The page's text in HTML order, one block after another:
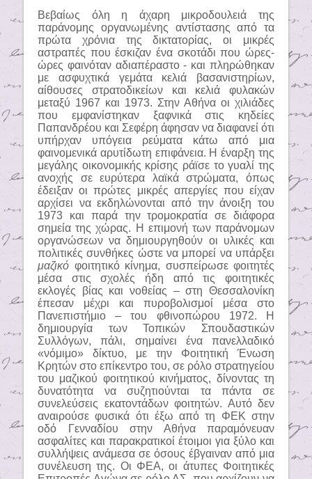
Βεβαίως όλη η άχαρη μικροδουλειά της
παράνομης οργανωμένης αντίστασης από τα
πρώτα χρόνια της δικτατορίας, οι μικρές
αστραπές που έσκιζαν ένα σκοτάδι που ώρες-
ώρες φαινόταν αδιαπέραστο - και πληρώθηκαν
με ασφυχτικά γεμάτα κελιά βασανιστηρίων,
αίθουσες στρατοδικείων και κελιά φυλακών
μεταξύ 1967 και 1973. Στην Αθήνα οι χιλιάδες
που εμφανίστηκαν ξαφνικά στις κηδείες
Παπανδρέου και Σεφέρη άφησαν να διαφανεί ότι
υπήρχαν υπόγεια ρεύματα κάτω από μια
φαινομενικά αρυτίδωτη επιφάνεια. Η έναρξη της
μεγάλης οικονομικής κρίσης ράϊσε το γυαλί της
ανοχής σε ευρύτερα λαϊκά στρώματα, όπως
έδειξαν οι πρώτες μικρές απεργίες που είχαν
αρχίσει να εκδηλώνονται από την άνοιξη του
1973 και παρά την τρομοκρατία σε διάφορα
σημεία της χώρας. Η επιμονή των παράνομων
οργανώσεων να δημιουργηθούν οι υλικές και
πολιτικές συνθήκες ώστε να μπορεί να υπάρξει
μαζικό φοιτητικό κίνημα, συσπείρωσε φοιτητές
μέσα στις σχολές ήδη από τις φοιτητικές
εκλογές βίας και νοθείας – στη Θεσσαλονίκη
έπεσαν μέχρι και πυροβολισμοί μέσα στο
Πανεπιστήμιο – του φθινοπώρου 1972. Η
δημιουργία των Τοπικών Σπουδαστικών
Συλλόγων, πάλι, σημαίνει ένα πανελλαδικό
«νόμιμο» δίκτυο, με την Φοιτητική Ένωση
Κρητών στο επίκεντρο του, σε ρόλο στρατηγείου
του μαζικού φοιτητικού κινήματος, δίνοντας τη
δυνατότητα να συζητιούνται τα πάντα σε
συνελεύσεις εκατοντάδων φοιτητών. Αυτό δεν
αναιρούσε φυσικά ότι έξω από τη ΦΕΚ στην
οδό Γενναδίου στην Αθήνα παραμόνευαν
ασφαλίτες και παρακρατικοί έτοιμοι για ξύλο και
συλλήψεις ανάμεσα σε όσους έβγαιναν από μια
συνέλευση της. Οι ΦΕΑ, οι άτυπες Φοιτητικές